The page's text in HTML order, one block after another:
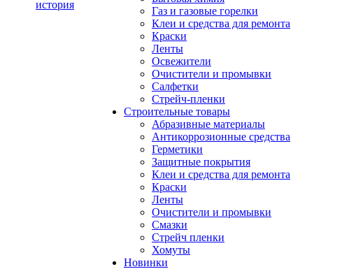
история
Газ и газовые горелки
Клеи и средства для ремонта
Краски
Ленты
Освежители
Очистители и промывки
Салфетки
Стрейч-пленки
Строительные товары
Абразивные материалы
Антикоррозионные средства
Герметики
Защитные покрытия
Клеи и средства для ремонта
Краски
Ленты
Очистители и промывки
Смазки
Стрейч пленки
Хомуты
Новинки